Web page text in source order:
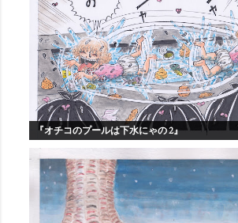
『オチコのプールは下水にゃの 2』